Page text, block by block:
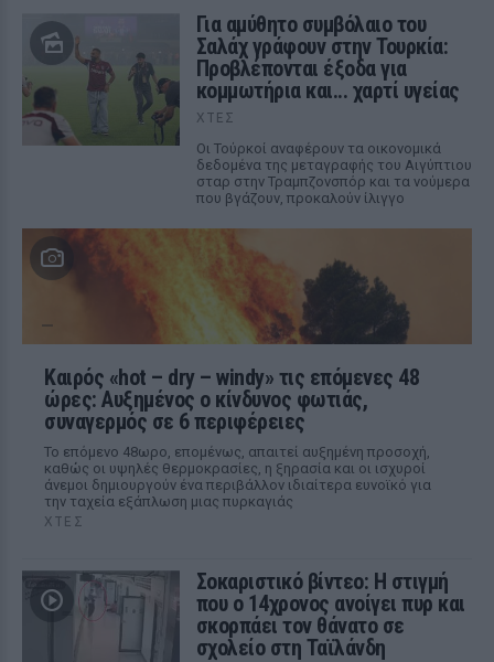
Για αμύθητο συμβόλαιο του
Σαλάχ γράφουν στην Τουρκία:
Προβλέπονται έξοδα για
κομμωτήρια και... χαρτί υγείας
ΧΤΕΣ
Οι Τούρκοί αναφέρουν τα οικονομικά
δεδομένα της μεταγραφής του Αιγύπτιου
σταρ στην Τραμπζονσπόρ και τα νούμερα
που βγάζουν, προκαλούν ίλιγγο
Καιρός «hot – dry – windy» τις επόμενες 48
ώρες: Αυξημένος ο κίνδυνος φωτιάς,
συναγερμός σε 6 περιφέρειες
Το επόμενο 48ωρο, επομένως, απαιτεί αυξημένη προσοχή,
καθώς οι υψηλές θερμοκρασίες, η ξηρασία και οι ισχυροί
άνεμοι δημιουργούν ένα περιβάλλον ιδιαίτερα ευνοϊκό για
την ταχεία εξάπλωση μιας πυρκαγιάς
ΧΤΕΣ
Σοκαριστικό βίντεο: Η στιγμή
που ο 14χρονος ανοίγει πυρ και
σκορπάει τον θάνατο σε
σχολείο στη Ταϊλάνδη